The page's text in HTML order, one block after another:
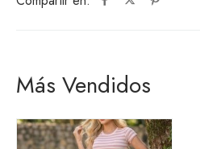
Más Vendidos